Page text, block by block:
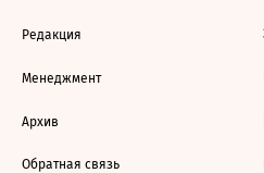
Редакция
Менеджмент
Архив
Обратная связь